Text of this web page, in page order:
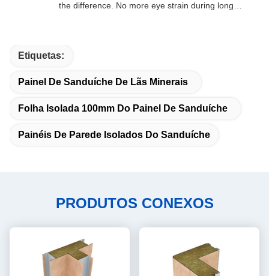
the difference. No more eye strain during long
sweet spot makes all the difference. No more eye
taking the time to set it up properly!""The Pico 4's
correctly. The manual adjustment is smooth, and
once you dial in the IPD correctly. The manual
during long sessions. Highly r
Etiquetas:
Painel De Sanduíche De Lãs Minerais
Folha Isolada 100mm Do Painel De Sanduíche
Painéis De Parede Isolados Do Sanduíche
PRODUTOS CONEXOS